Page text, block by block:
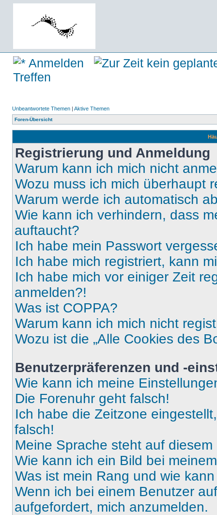
Anmelden
Treffen
Unbeantwortete Themen | Aktive Themen
Foren-Übersicht
Registrierung und Anmeldung
Warum kann ich mich nicht
Wozu muss ich mich überhaupt
Warum werde ich automatisch
Wie kann ich verhindern, dass
auftaucht?
Ich habe mein Passwort
Ich habe mich registriert, kann
Ich habe mich vor einiger Zeit
anmelden?!
Was ist COPPA?
Warum kann ich mich nicht
Wozu ist die „Alle Cookies des
Benutzerpräferenzen und -
Wie kann ich meine
Die Forenuhr geht falsch!
Ich habe die Zeitzone
falsch!
Meine Sprache steht auf
Wie kann ich ein Bild bei
Was ist mein Rang und wie
Wenn ich bei einem Benutzer
aufgefordert, mich anzumelden.